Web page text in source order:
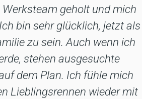
geholt und mich
bin sehr glücklich, jetzt als
zu sein. Auch wenn ich
stehen ausgesuchte
dem Plan. Ich fühle mich
Lieblingsrennen wieder mit